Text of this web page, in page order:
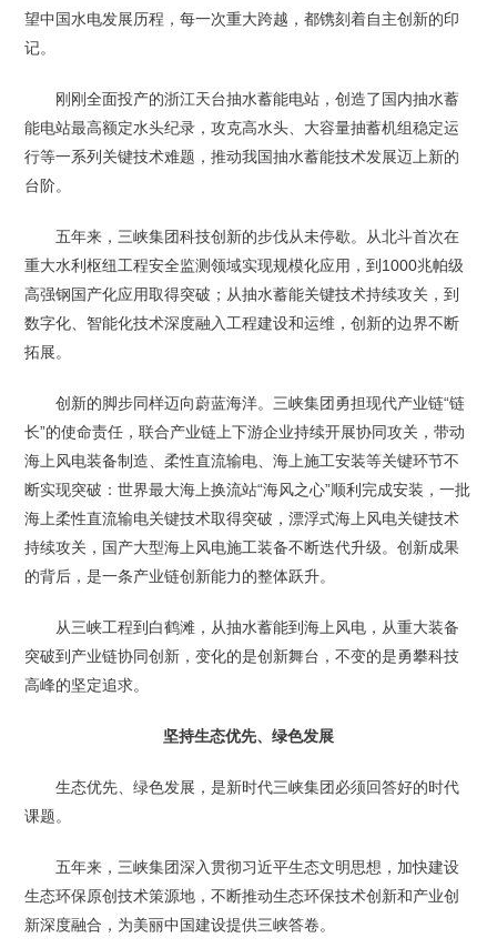
望中国水电发展历程，每一次重大跨越，都镌刻着自主创新的印
记。
刚刚全面投产的浙江天台抽水蓄能电站，创造了国内抽水蓄
能电站最高额定水头纪录，攻克高水头、大容量抽蓄机组稳定运
行等一系列关键技术难题，推动我国抽水蓄能技术发展迈上新的
台阶。
五年来，三峡集团科技创新的步伐从未停歇。从北斗首次在
重大水利枢纽工程安全监测领域实现规模化应用，到1000兆帕级
高强钢国产化应用取得突破；从抽水蓄能关键技术持续攻关，到
数字化、智能化技术深度融入工程建设和运维，创新的边界不断
拓展。
创新的脚步同样迈向蔚蓝海洋。三峡集团勇担现代产业链“链
长”的使命责任，联合产业链上下游企业持续开展协同攻关，带动
海上风电装备制造、柔性直流输电、海上施工安装等关键环节不
断实现突破：世界最大海上换流站“海风之心”顺利完成安装，一批
海上柔性直流输电关键技术取得突破，漂浮式海上风电关键技术
持续攻关，国产大型海上风电施工装备不断迭代升级。创新成果
的背后，是一条产业链创新能力的整体跃升。
从三峡工程到白鹤滩，从抽水蓄能到海上风电，从重大装备
突破到产业链协同创新，变化的是创新舞台，不变的是勇攀科技
高峰的坚定追求。
坚持生态优先、绿色发展
生态优先、绿色发展，是新时代三峡集团必须回答好的时代
课题。
五年来，三峡集团深入贯彻习近平生态文明思想，加快建设
生态环保原创技术策源地，不断推动生态环保技术创新和产业创
新深度融合，为美丽中国建设提供三峡答卷。